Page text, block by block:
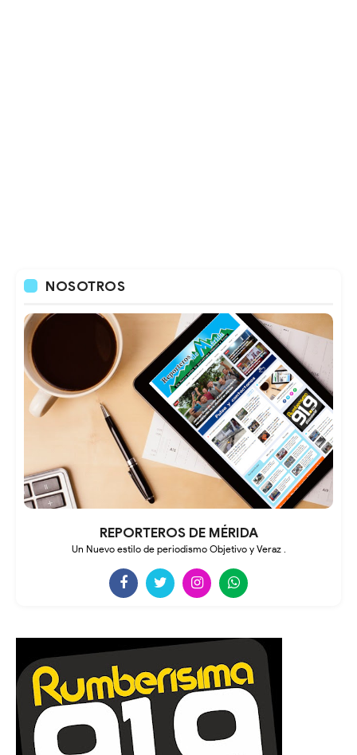
NOSOTROS
REPORTEROS DE MÉRIDA
Un Nuevo estilo de periodismo Objetivo y Veraz .